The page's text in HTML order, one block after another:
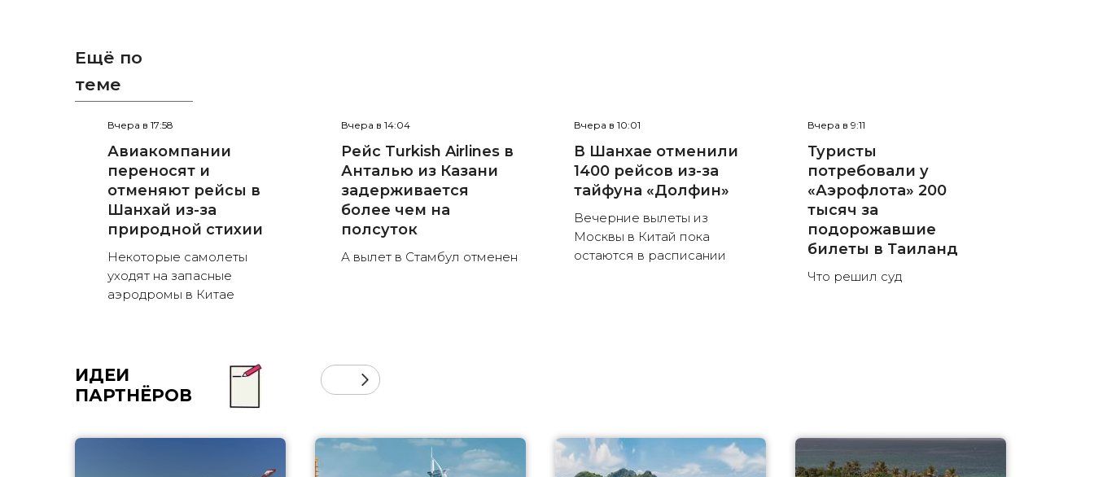
Ещё по
теме
Вчера в 17:58
Авиакомпании
переносят и
отменяют рейсы в
Шанхай из-за
природной стихии
Некоторые самолеты
уходят на запасные
аэродромы в Китае
Вчера в 14:04
Рейс Turkish Airlines в
Анталью из Казани
задерживается
более чем на
полсуток
А вылет в Стамбул отменен
Вчера в 10:01
В Шанхае отменили
1400 рейсов из-за
тайфуна «Долфин»
Вечерние вылеты из
Москвы в Китай пока
остаются в расписании
Вчера в 9:11
Туристы
потребовали у
«Аэрофлота» 200
тысяч за
подорожавшие
билеты в Таиланд
Что решил суд
ИДЕИ
ПАРТНЁРОВ